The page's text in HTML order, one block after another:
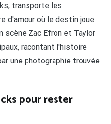
transporte les
d'amour où le destin joue
scène Zac Efron et Taylor
racontant l'histoire
une photographie trouvée
pour rester